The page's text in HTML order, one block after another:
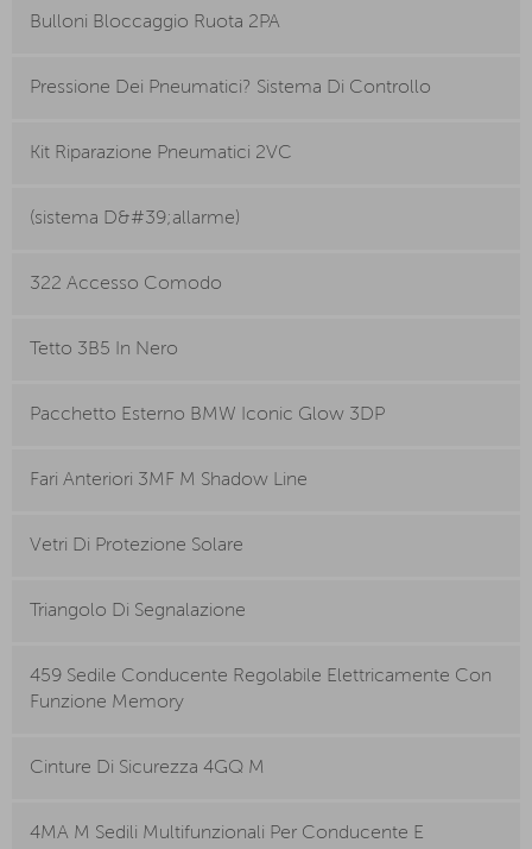
Bulloni Bloccaggio Ruota 2PA
Pressione Dei Pneumatici? Sistema Di Controllo
Kit Riparazione Pneumatici 2VC
(sistema D&#39;allarme)
322 Accesso Comodo
Tetto 3B5 In Nero
Pacchetto Esterno BMW Iconic Glow 3DP
Fari Anteriori 3MF M Shadow Line
Vetri Di Protezione Solare
Triangolo Di Segnalazione
459 Sedile Conducente Regolabile Elettricamente Con
Funzione Memory
Cinture Di Sicurezza 4GQ M
4MA M Sedili Multifunzionali Per Conducente E